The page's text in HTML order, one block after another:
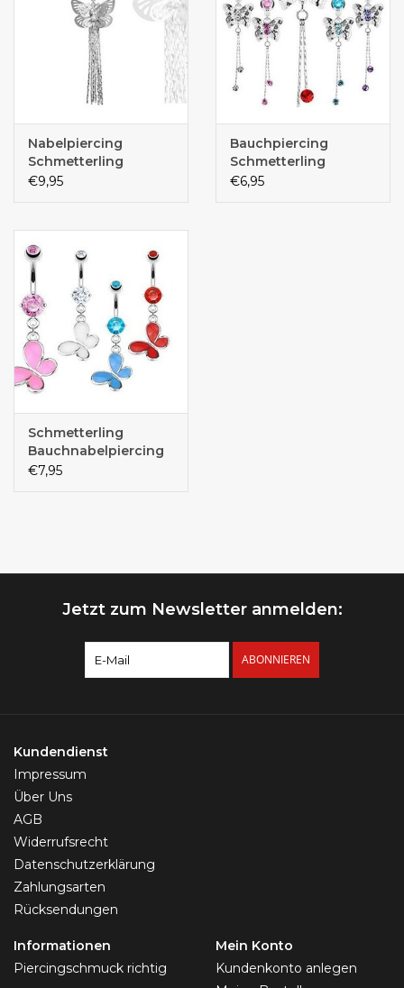
Nabelpiercing
Schmetterling
€9,95
Bauchpiercing
Schmetterling
€6,95
Schmetterling
Bauchnabelpiercing
€7,95
Jetzt zum Newsletter anmelden:
ABONNIEREN
Kundendienst
Impressum
Über Uns
AGB
Widerrufsrecht
Datenschutzerklärung
Zahlungsarten
Rücksendungen
Informationen
Piercingschmuck richtig
Mein Konto
Kundenkonto anlegen